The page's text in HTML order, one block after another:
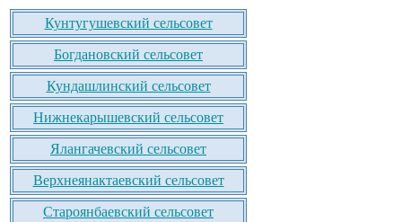
Кунтугушевский сельсовет
Богдановский сельсовет
Кундашлинский сельсовет
Нижнекарышевский сельсовет
Ялангачевский сельсовет
Верхнеянактаевский сельсовет
Староянбаевский сельсовет